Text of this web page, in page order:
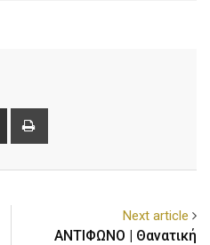
Next article
ΑΝΤΙΦΩΝΟ | Θανατική